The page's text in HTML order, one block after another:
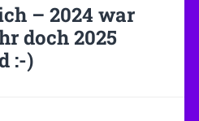
– 2024 war
doch 2025
:-)